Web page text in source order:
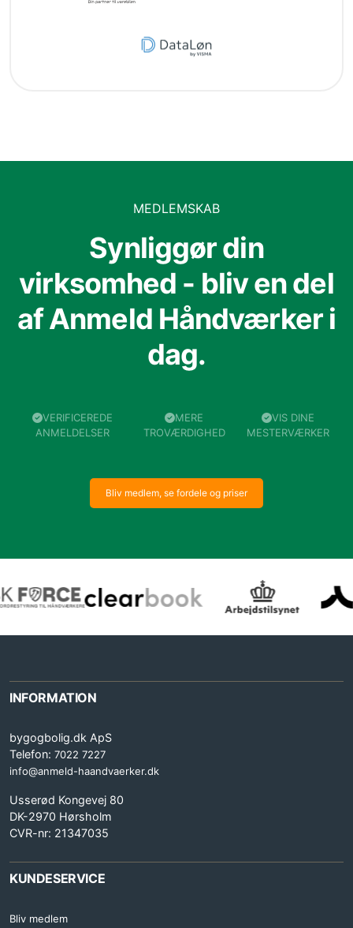
MEDLEMSKAB
Synliggør din
virksomhed - bliv en del
af Anmeld Håndværker i
dag.
VERIFICEREDE
ANMELDELSER
MERE
TROVÆRDIGHED
VIS DINE
MESTERVÆRKER
Bliv medlem, se fordele og priser
INFORMATION
bygogbolig.dk ApS
Telefon: 7022 7227
info@anmeld-haandvaerker.dk
Usserød Kongevej 80
DK-2970 Hørsholm
CVR-nr: 21347035
KUNDESERVICE
Bliv medlem